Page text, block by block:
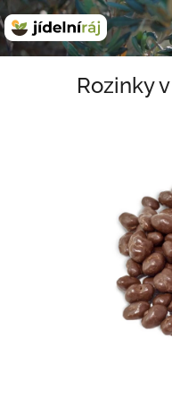
na
obsah
Rozinky